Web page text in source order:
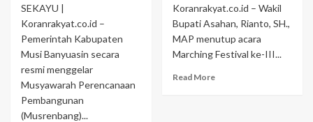
SEKAYU |
Koranrakyat.co.id –
Pemerintah Kabupaten
Musi Banyuasin secara
resmi menggelar
Musyawarah Perencanaan
Pembangunan
(Musrenbang)...
Koranrakyat.co.id – Wakil
Bupati Asahan, Rianto, SH.,
MAP menutup acara
Marching Festival ke-III...
Read More